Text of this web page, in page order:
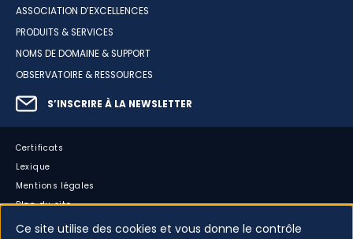
ASSOCIATION D’EXCELLENCES
PRODUITS & SERVICES
NOMS DE DOMAINE & SUPPORT
OBSERVATOIRE & RESSOURCES
S’INSCRIRE À LA NEWSLETTER
Certificats
Lexique
Mentions légales
Plan du site
Accessibilité : partiellement conforme
Ce site utilise des cookies et vous donne le contrôle